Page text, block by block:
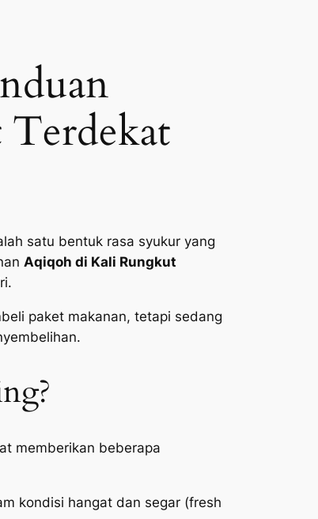
satu bentuk rasa syukur yang
Aqiqoh di Kali Rungkut
paket makanan, tetapi sedang
memberikan beberapa
kondisi hangat dan segar (fresh